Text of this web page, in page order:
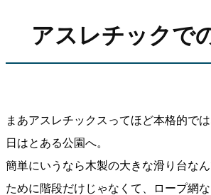
アスレチックで
まあアスレチックスってほど本格的で
日はとある公園へ。
簡単にいうなら木製の大きな滑り台な
ために階段だけじゃなくて、ロープ網